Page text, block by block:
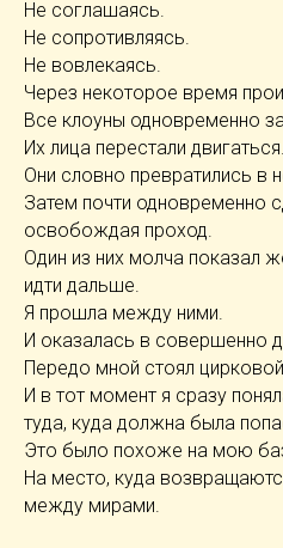
Не соглашаясь.
Не сопротивляясь.
Не вовлекаясь.
Через некоторое время
Все клоуны одновременно
Их лица перестали двигаться.
Они словно превратились в
Затем почти одновременно
освобождая проход.
Один из них молча показал
идти дальше.
Я прошла между ними.
И оказалась в совершенно
Передо мной стоял
И в тот момент я сразу
туда, куда должна была
Это было похоже на мою
На место, куда
между мирами.